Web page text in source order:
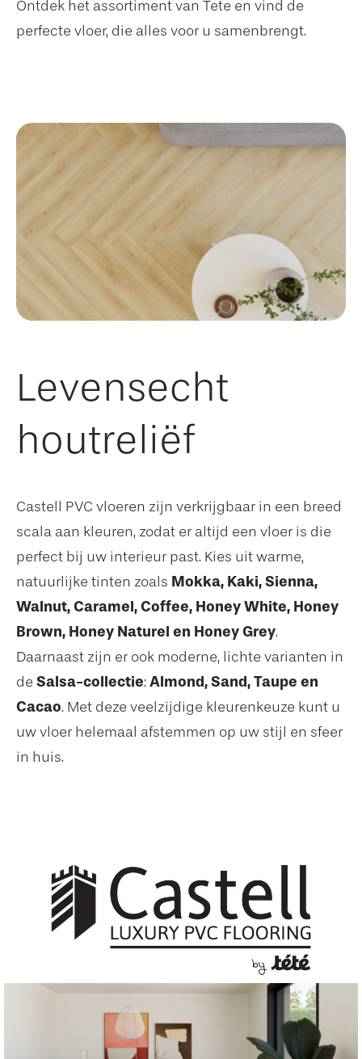
Ontdek het assortiment van Tete en vind de
perfecte vloer, die alles voor u samenbrengt.
Levensecht
houtreliëf
Castell PVC vloeren zijn verkrijgbaar in een breed
scala aan kleuren, zodat er altijd een vloer is die
perfect bij uw interieur past. Kies uit warme,
natuurlijke tinten zoals Mokka, Kaki, Sienna,
Walnut, Caramel, Coffee, Honey White, Honey
Brown, Honey Naturel en Honey Grey.
Daarnaast zijn er ook moderne, lichte varianten in
de Salsa-collectie: Almond, Sand, Taupe en
Cacao. Met deze veelzijdige kleurenkeuze kunt u
uw vloer helemaal afstemmen op uw stijl en sfeer
in huis.